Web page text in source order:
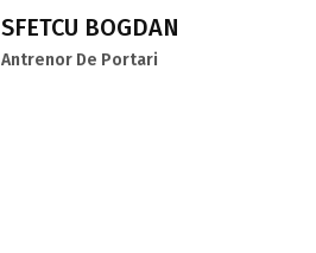
SFETCU BOGDAN
Antrenor De Portari